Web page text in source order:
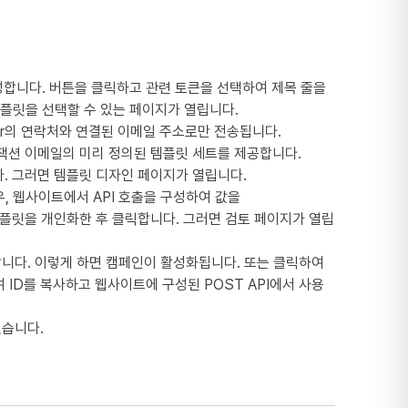
니다. 버튼을 클릭하고 관련 토큰을 선택하여 제목 줄을
릿을 선택할 수 있는 페이지가 열립니다.
연락처와 연결된 이메일 주소로만 전송됩니다.
이메일의 미리 정의된 템플릿 세트를 제공합니다.
그러면 템플릿 디자인 페이지가 열립니다.
웹사이트에서 API 호출을 구성하여 값을
을 개인화한 후 클릭합니다. 그러면 검토 페이지가 열립
다. 이렇게 하면 캠페인이 활성화됩니다. 또는 클릭하여
ID를 복사하고 웹사이트에 구성된 POST API에서 사용
니다.